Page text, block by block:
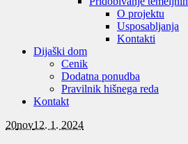
O projektu
Usposabljanja
Kontakti
Dijaški dom
Cenik
Dodatna ponudba
Pravilnik hišnega reda
Kontakt
20nov12. 1. 2024